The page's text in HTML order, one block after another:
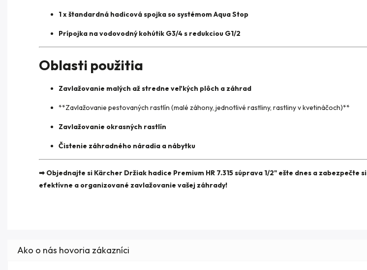
1 x štandardná hadicová spojka so systémom Aqua Stop
Prípojka na vodovodný kohútik G3/4 s redukciou G1/2
Oblasti použitia
Zavlažovanie malých až stredne veľkých plôch a záhrad
**Zavlažovanie pestovaných rastlín (malé záhony, jednotlivé rastliny, rastliny v kvetináčoch)**
Zavlažovanie okrasných rastlín
Čistenie záhradného náradia a nábytku
➡ Objednajte si Kärcher Držiak hadice Premium HR 7.315 súprava 1/2" ešte dnes a zabezpečte si
efektívne a organizované zavlažovanie vašej záhrady!